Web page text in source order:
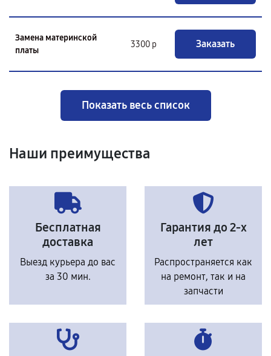
Замена материнской
платы
3300 р Заказать
Показать весь список
Наши преимущества
Бесплатная
доставка
Выезд курьера до вас
за 30 мин.
Гарантия до 2-х
лет
Распространяется как
на ремонт, так и на
запчасти